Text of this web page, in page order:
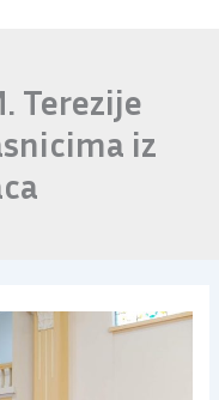
Terezije
iz